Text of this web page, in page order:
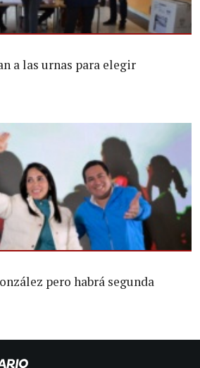
a las urnas para elegir
pero habrá segunda